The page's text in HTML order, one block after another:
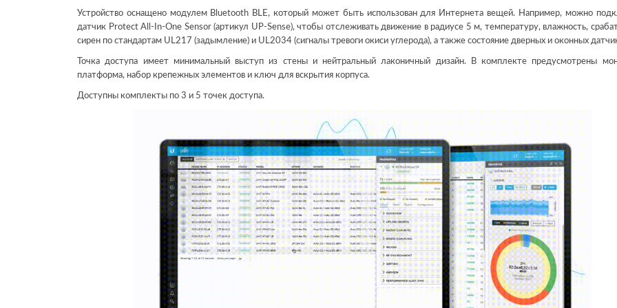
Устройство оснащено модулем Bluetooth BLE, который может быть использован для Интернета вещей. Например, можно
датчик Protect All-In-One Sensor (артикул UP-Sense), чтобы отслеживать движение в радиусе 5 м, температуру, влажность,
сирен по стандартам UL217 (задымление) и UL2034 (сигналы тревоги окиси углерода), а также состояние дверных и оконных
Точка доступа имеет минимальный выступ из стены и нейтральный лаконичный дизайн. В комплекте предусмотрены
платформа, набор крепежных элементов и ключ для вскрытия корпуса.
Доступны комплекты по 3 и 5 точек доступа.